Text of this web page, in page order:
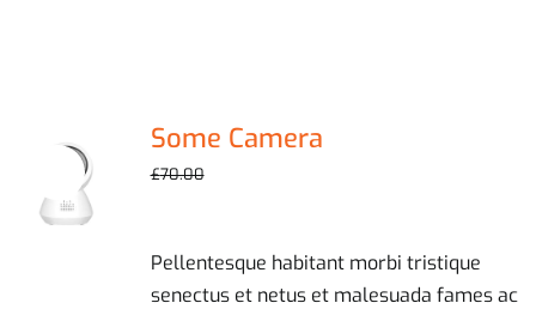
Some Camera
£70.00
£70.00.£59.00.
Pellentesque habitant morbi tristique
senectus et netus et malesuada fames ac